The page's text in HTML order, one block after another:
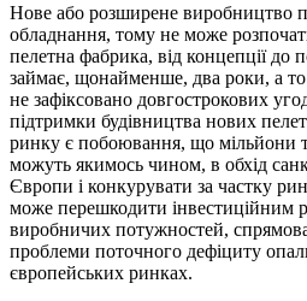
Нове або розширене виробництво
обладнання, тому не може
пелетна фабрика, від концепції до
займає, щонайменше, два роки, а
не зафіксовано довгострокових
підтримки будівництва нових
ринку є побоювання, що мільйони
можуть якимось чином, в обхід
Європи і конкурувати за частку
може перешкодити інвестиційним
виробничих потужностей,
проблеми поточного дефіциту
європейських ринках.